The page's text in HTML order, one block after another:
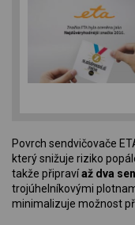
Povrch sendvičovače
který snižuje riziko
takže připravíaž dva
trojúhelníkovými
minimalizuje možnost